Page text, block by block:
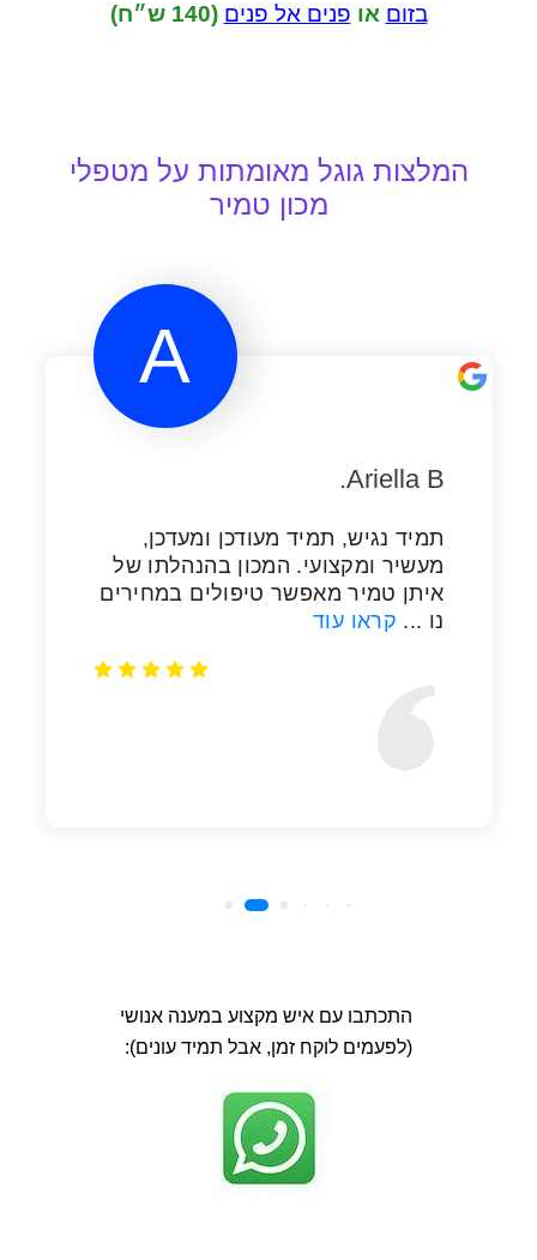
בזום או פנים אל פנים (140 ש״ח)
התכתבו עם איש מקצוע במענה אנושי
(לפעמים לוקח זמן, אבל תמיד עונים):